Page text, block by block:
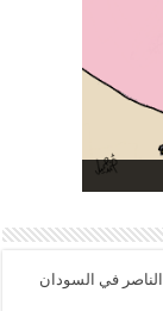
في السودان